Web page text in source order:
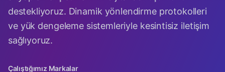
destekliyoruz. Dinamik yönlendirme protokolleri
ve yük dengeleme sistemleriyle kesintisiz iletişim
sağlıyoruz.
Çalıştığımız Markalar